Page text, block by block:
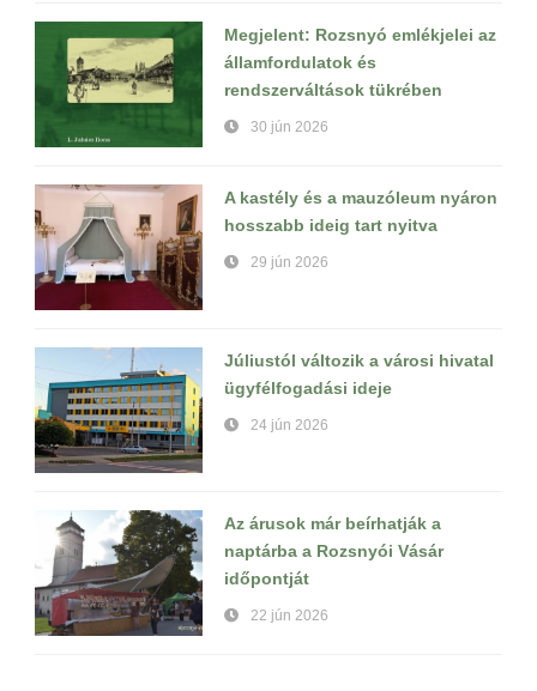
Megjelent: Rozsnyó emlékjelei az
államfordulatok és
rendszerváltások tükrében
30 jún 2026
A kastély és a mauzóleum nyáron
hosszabb ideig tart nyitva
29 jún 2026
Júliustól változik a városi hivatal
ügyfélfogadási ideje
24 jún 2026
Az árusok már beírhatják a
naptárba a Rozsnyói Vásár
időpontját
22 jún 2026